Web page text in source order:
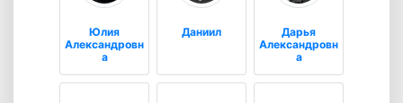
Юлия
Александровн
а
Даниил
Дарья
Александровн
а